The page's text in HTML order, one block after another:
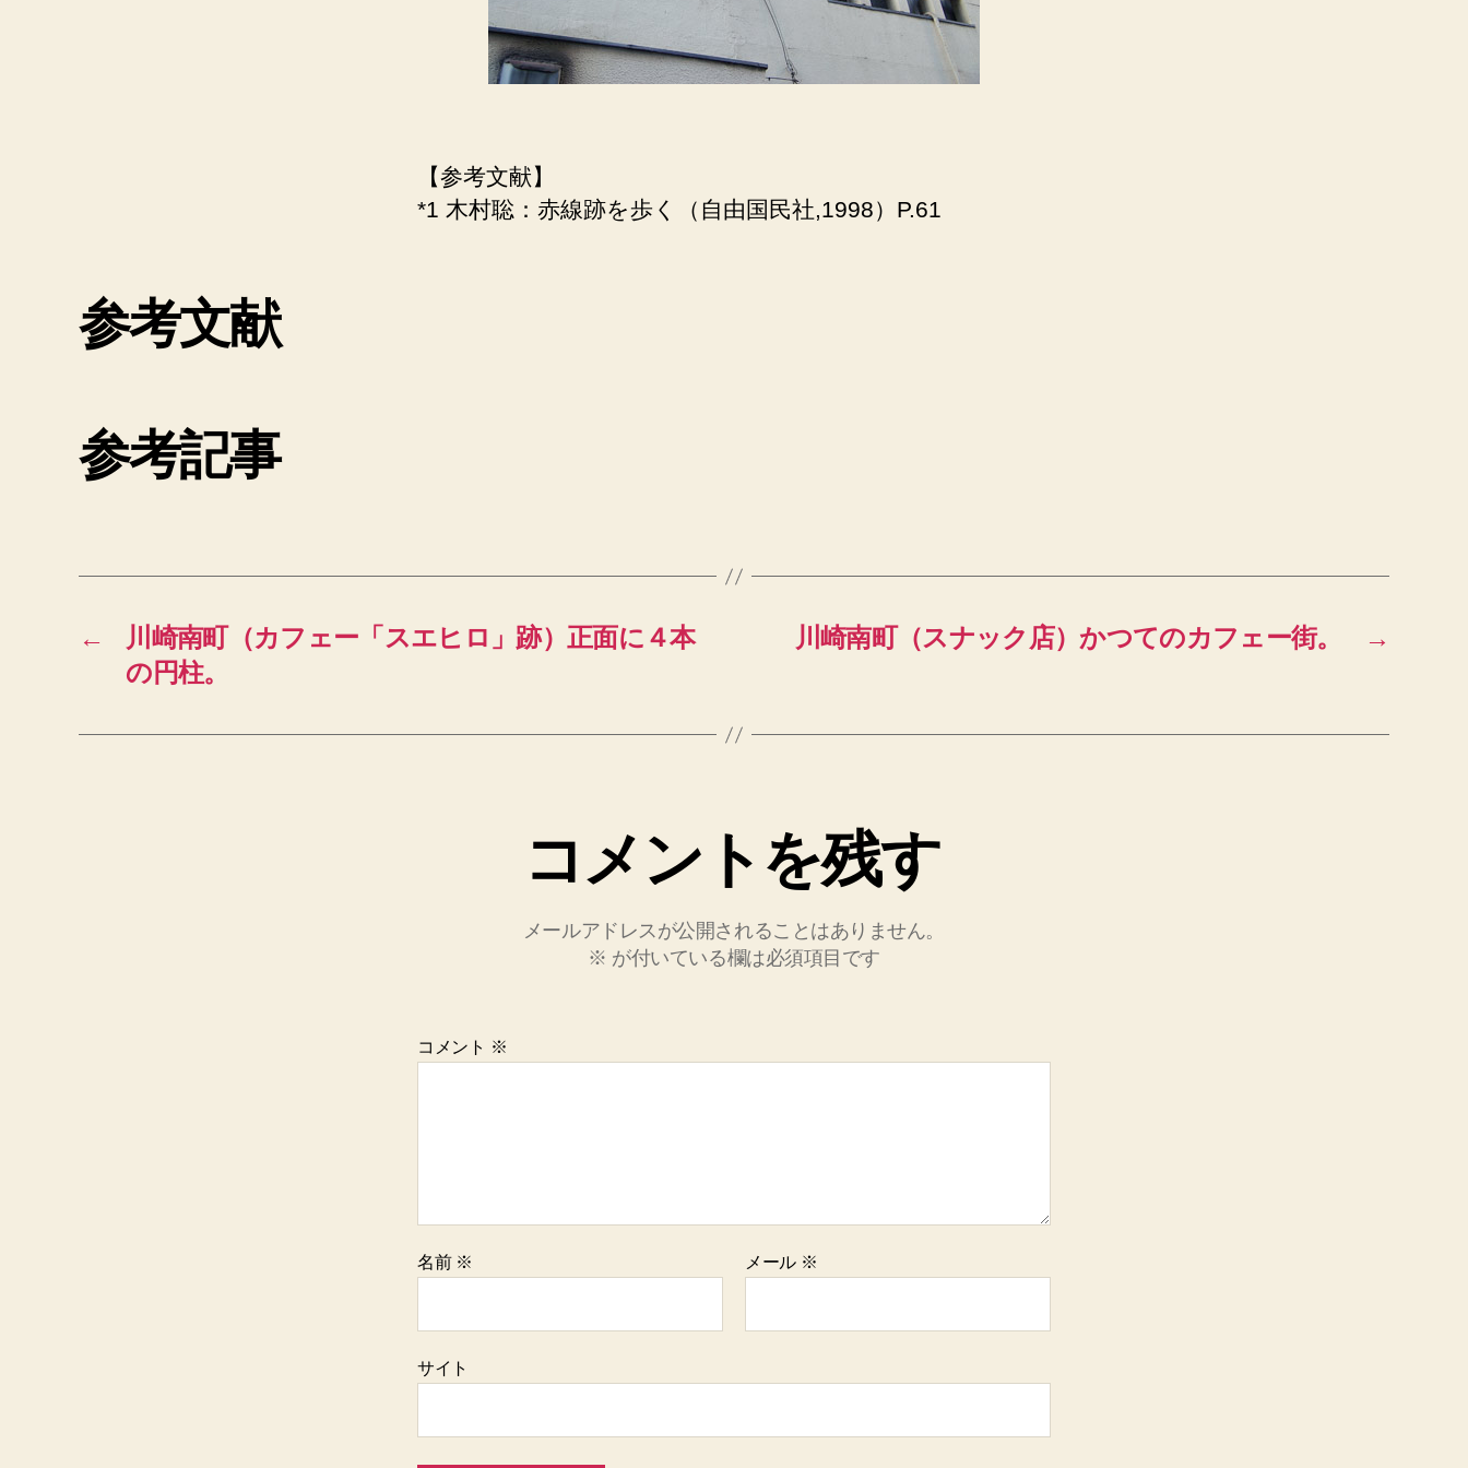
【参考文献】
*1 木村聡：赤線跡を歩く（自由国民社,1998）P.61
参考文献
参考記事
←
川崎南町（カフェー「スエヒロ」跡）正面に４本
の円柱。
→
川崎南町（スナック店）かつてのカフェー街。
コメントを残す
メールアドレスが公開されることはありません。
※ が付いている欄は必須項目です
コメント ※
名前 ※ メール ※
サイト